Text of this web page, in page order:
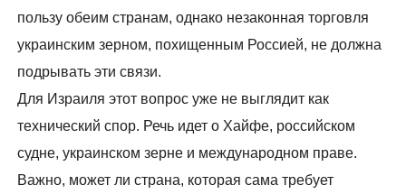
пользу обеим странам, однако незаконная торговля
украинским зерном, похищенным Россией, не должна
подрывать эти связи.
Для Израиля этот вопрос уже не выглядит как
технический спор. Речь идет о Хайфе, российском
судне, украинском зерне и международном праве.
Важно, может ли страна, которая сама требует